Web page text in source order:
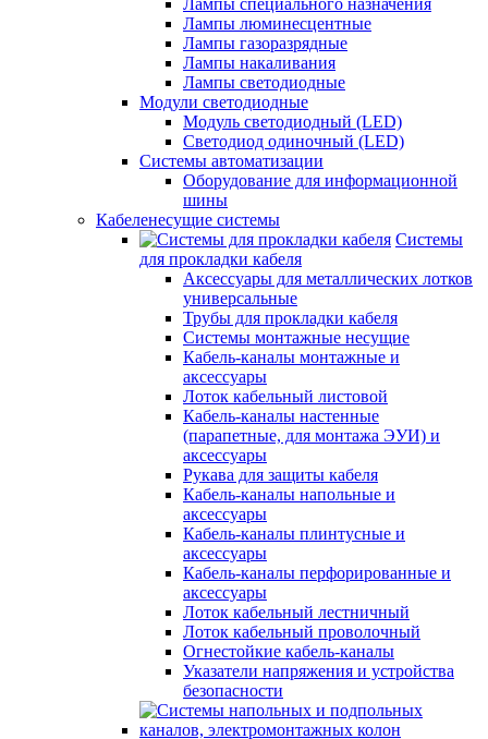
Лампы специального назначения
Лампы люминесцентные
Лампы газоразрядные
Лампы накаливания
Лампы светодиодные
Модули светодиодные
Модуль светодиодный (LED)
Светодиод одиночный (LED)
Системы автоматизации
Оборудование для информационной
шины
Кабеленесущие системы
Системы
для прокладки кабеля
Аксессуары для металлических лотков
универсальные
Трубы для прокладки кабеля
Системы монтажные несущие
Кабель-каналы монтажные и
аксессуары
Лоток кабельный листовой
Кабель-каналы настенные
(парапетные, для монтажа ЭУИ) и
аксессуары
Рукава для защиты кабеля
Кабель-каналы напольные и
аксессуары
Кабель-каналы плинтусные и
аксессуары
Кабель-каналы перфорированные и
аксессуары
Лоток кабельный лестничный
Лоток кабельный проволочный
Огнестойкие кабель-каналы
Указатели напряжения и устройства
безопасности